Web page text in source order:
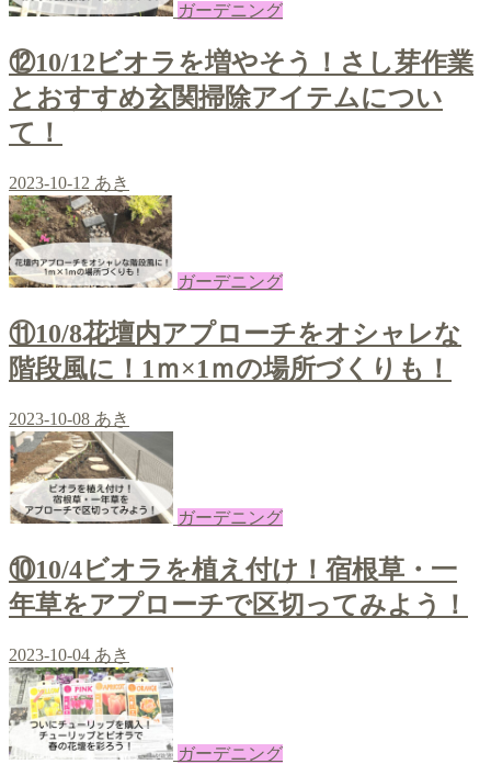
ガーデニング
⑫10/12ビオラを増やそう！さし芽作業
とおすすめ玄関掃除アイテムについ
て！
2023-10-12 あき
ガーデニング
⑪10/8花壇内アプローチをオシャレな
階段風に！1ｍ×1ｍの場所づくりも！
2023-10-08 あき
ガーデニング
⑩10/4ビオラを植え付け！宿根草・一
年草をアプローチで区切ってみよう！
2023-10-04 あき
ガーデニング